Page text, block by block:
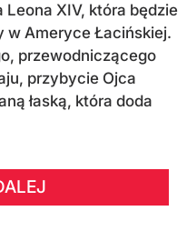
XIV, która będzie
w Ameryce Łacińskiej.
przewodniczącego
przybycie Ojca
łaską, która doda